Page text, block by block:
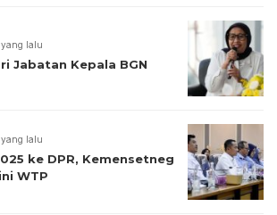
lalu
Jabatan Kepala BGN
lalu
ke DPR, Kemensetneg
WTP